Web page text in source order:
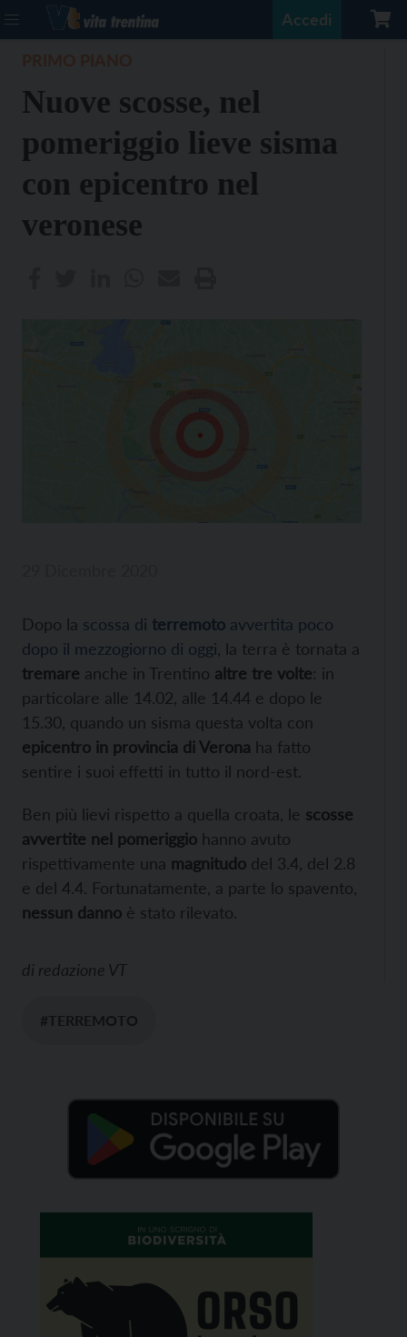
Accedi
Nuove scosse, nel
pomeriggio lieve sisma
con epicentro nel
veronese
Dopo la scossa di terremoto avvertita poco
dopo il mezzogiorno di oggi , la terra è tornata a
tremare anche in Trentino altre tre volte: in
particolare alle 14.02, alle 14.44 e dopo le
15.30, quando un sisma questa volta con
epicentro in provincia di Verona ha fatto
sentire i suoi effetti in tutto il nord-est.
Ben più lievi rispetto a quella croata, le scosse
avvertite nel pomeriggio hanno avuto
rispettivamente una magnitudo del 3.4, del 2.8
e del 4.4. Fortunatamente, a parte lo spavento,
nessun danno è stato rilevato.
di redazione VT
#TERREMOTO